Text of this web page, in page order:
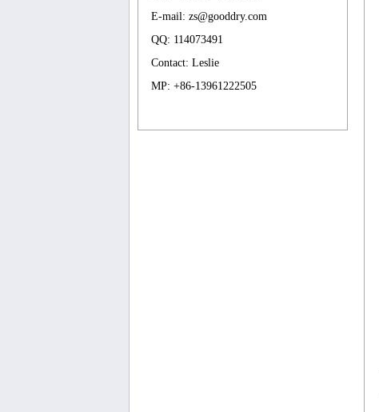
E-mail: zs@gooddry.com
QQ: 114073491
Contact: Leslie
MP: +86-13961222505